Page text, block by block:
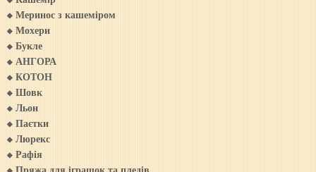
Меринос з кашемiром
Мохери
Букле
АНГОРА
КОТОН
Шовк
Льон
Паєтки
Люрекс
Рафія